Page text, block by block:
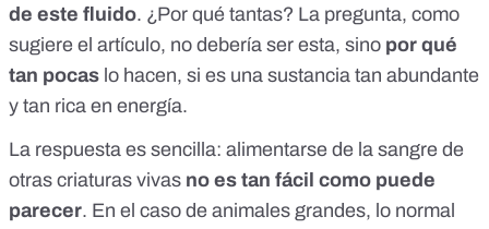
de este fluido. ¿Por qué tantas? La pregunta, como
sugiere el artículo, no debería ser esta, sino por qué
tan pocas lo hacen, si es una sustancia tan abundante
y tan rica en energía.
La respuesta es sencilla: alimentarse de la sangre de
otras criaturas vivas no es tan fácil como puede
parecer. En el caso de animales grandes, lo normal